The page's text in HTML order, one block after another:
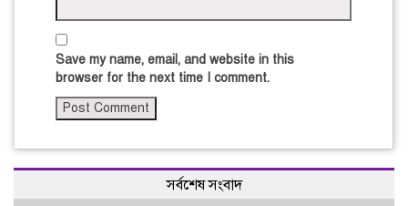
Save my name, email, and website in this
browser for the next time I comment.
সর্বশেষ সংবাদ